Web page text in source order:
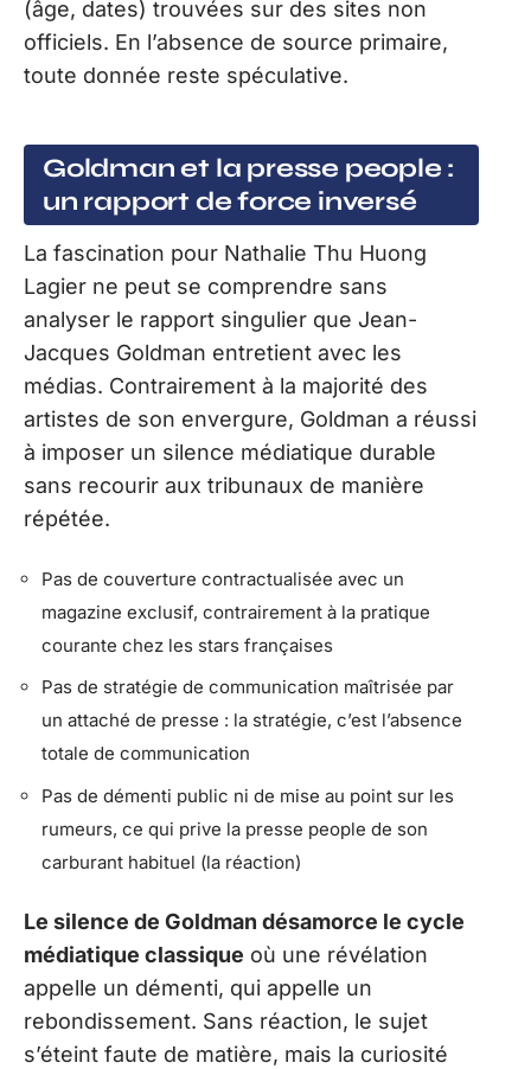
(âge, dates) trouvées sur des sites non
officiels. En l’absence de source primaire,
toute donnée reste spéculative.
Goldman et la presse people :
un rapport de force inversé
La fascination pour Nathalie Thu Huong
Lagier ne peut se comprendre sans
analyser le rapport singulier que Jean-
Jacques Goldman entretient avec les
médias. Contrairement à la majorité des
artistes de son envergure, Goldman a réussi
à imposer un silence médiatique durable
sans recourir aux tribunaux de manière
répétée.
Pas de couverture contractualisée avec un
magazine exclusif, contrairement à la pratique
courante chez les stars françaises
Pas de stratégie de communication maîtrisée par
un attaché de presse : la stratégie, c’est l’absence
totale de communication
Pas de démenti public ni de mise au point sur les
rumeurs, ce qui prive la presse people de son
carburant habituel (la réaction)
Le silence de Goldman désamorce le cycle
médiatique classique où une révélation
appelle un démenti, qui appelle un
rebondissement. Sans réaction, le sujet
s’éteint faute de matière, mais la curiosité